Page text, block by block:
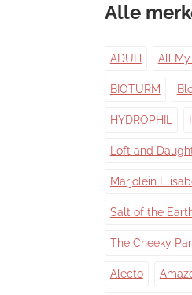
Alle
ADUH All
BIOTURM
HYDROPHIL
Loft and
Marjolein
Salt of the
The Cheeky
Alecto